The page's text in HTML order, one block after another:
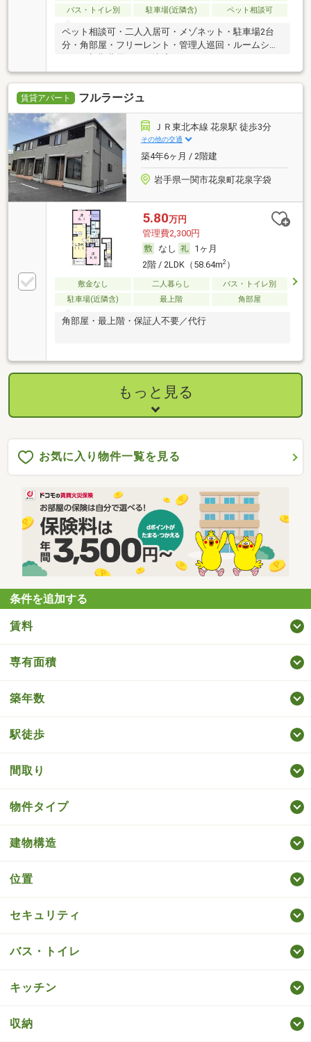
バス・トイレ別 駐車場(近隣含) ペット相談可
ペット相談可・二人入居可・メゾネット・駐車場2台
分・角部屋・フリーレント・管理人巡回・ルームシェ
ア可・初期費用カード決済可
賃貸アパート フルラージュ
ＪＲ東北本線 花泉駅 徒歩3分
その他の交通
築4年6ヶ月 / 2階建
岩手県一関市花泉町花泉字袋
5.80万円
管理費2,300円
なし
1ヶ月
2階 / 2LDK（58.64m2）
敷金なし 二人暮らし
バス・トイレ別
駐車場(近隣含)
最上階 角部屋
角部屋・最上階・保証人不要／代行
もっと見る
お気に入り物件一覧を見る
条件を追加する
賃料
専有面積
築年数
駅徒歩
間取り
物件タイプ
建物構造
位置
セキュリティ
バス・トイレ
キッチン
収納